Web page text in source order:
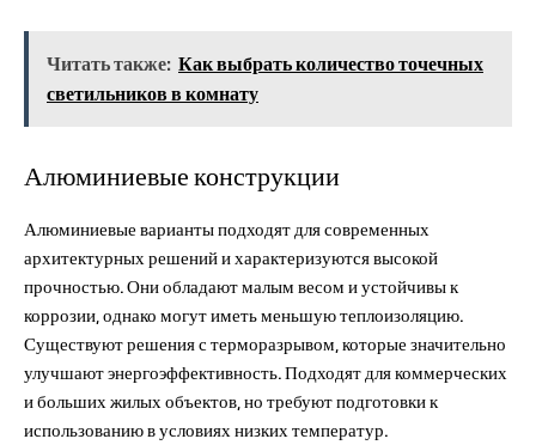
Читать также: Как выбрать количество точечных
светильников в комнату
Алюминиевые конструкции
Алюминиевые варианты подходят для современных
архитектурных решений и характеризуются высокой
прочностью. Они обладают малым весом и устойчивы к
коррозии, однако могут иметь меньшую теплоизоляцию.
Существуют решения с терморазрывом, которые значительно
улучшают энергоэффективность. Подходят для коммерческих
и больших жилых объектов, но требуют подготовки к
использованию в условиях низких температур.